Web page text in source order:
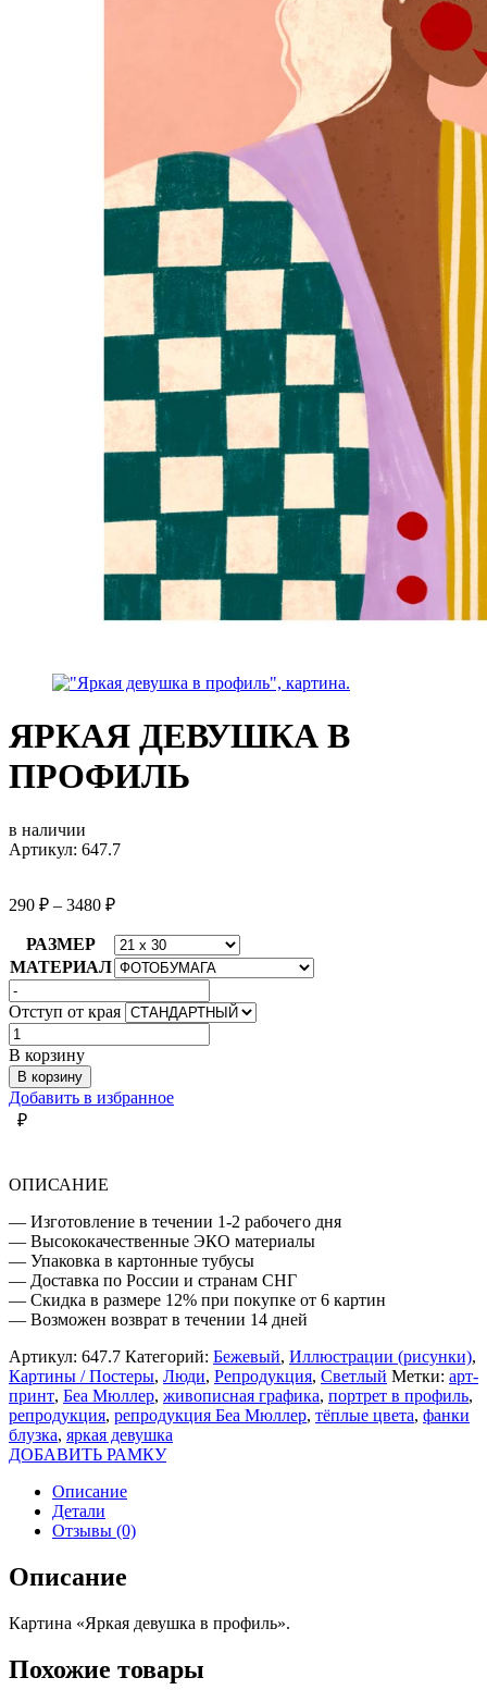
ЯРКАЯ ДЕВУШКА В
ПРОФИЛЬ
в наличии
Артикул: 647.7
290 ₽ – 3480 ₽
РАЗМЕР
МАТЕРИАЛ
Отступ от края
Количество
товара
ЯРКАЯ
ДЕВУШКА
В
ПРОФИЛЬ
В корзину
В корзину
Добавить в избранное
₽
ОПИСАНИЕ
— Изготовление в течении 1-2 рабочего дня
— Высококачественные ЭКО материалы
— Упаковка в картонные тубусы
— Доставка по России и странам СНГ
— Скидка в размере 12% при покупке от 6 картин
— Возможен возврат в течении 14 дней
Артикул: 647.7 Категорий: Бежевый, Иллюстрации (рисунки),
Картины / Постеры, Люди, Репродукция, Светлый Метки: арт-
принт, Беа Мюллер, живописная графика, портрет в профиль,
репродукция, репродукция Беа Мюллер, тёплые цвета, фанки
блузка, яркая девушка
ДОБАВИТЬ РАМКУ
Описание
Детали
Отзывы (0)
Описание
Картина «Яркая девушка в профиль».
Похожие товары